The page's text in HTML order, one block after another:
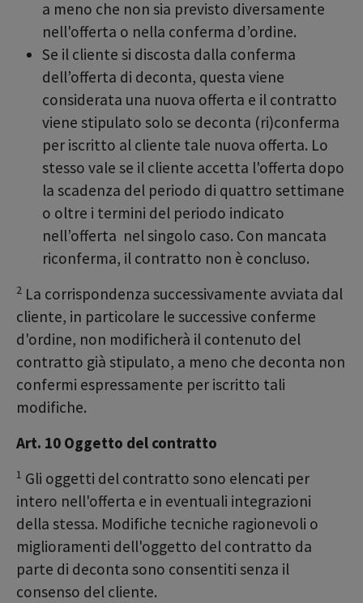
a meno che non sia previsto diversamente
nell'offerta o nella conferma d’ordine.
Se il cliente si discosta dalla conferma
dell’offerta di deconta, questa viene
considerata una nuova offerta e il contratto
viene stipulato solo se deconta (ri)conferma
per iscritto al cliente tale nuova offerta. Lo
stesso vale se il cliente accetta l'offerta dopo
la scadenza del periodo di quattro settimane
o oltre i termini del periodo indicato
nell’offerta nel singolo caso. Con mancata
riconferma, il contratto non è concluso.
2 La corrispondenza successivamente avviata dal
cliente, in particolare le successive conferme
d'ordine, non modificherà il contenuto del
contratto già stipulato, a meno che deconta non
confermi espressamente per iscritto tali
modifiche.
Art. 10 Oggetto del contratto
1 Gli oggetti del contratto sono elencati per
intero nell'offerta e in eventuali integrazioni
della stessa. Modifiche tecniche ragionevoli o
miglioramenti dell'oggetto del contratto da
parte di deconta sono consentiti senza il
consenso del cliente.